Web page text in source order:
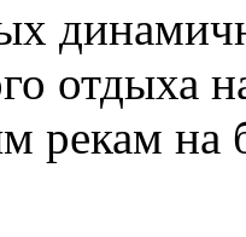
отдыха
рекам на